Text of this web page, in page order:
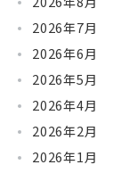
2026年7月
2026年6月
2026年5月
2026年4月
2026年2月
2026年1月